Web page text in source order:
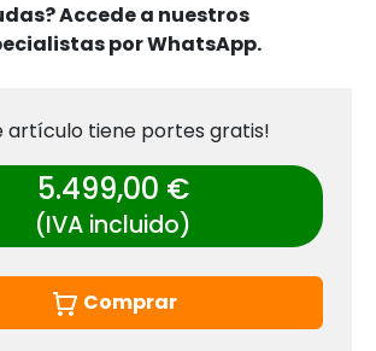
Accede a nuestros
por WhatsApp.
artículo tiene portes gratis!
5.499,00 €
(IVA incluido)
Comprar